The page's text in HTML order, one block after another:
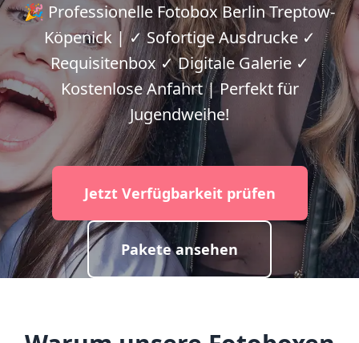
🎉 Professionelle Fotobox Berlin Treptow-
Köpenick | ✓ Sofortige Ausdrucke ✓
Requisitenbox ✓ Digitale Galerie ✓
Kostenlose Anfahrt | Perfekt für
Jugendweihe!
Jetzt Verfügbarkeit prüfen
Pakete ansehen